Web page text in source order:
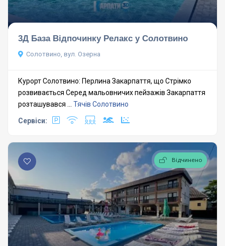
3Д База Відпочинку Релакс у Солотвино
Солотвино, вул. Озерна
Курорт Солотвино: Перлина Закарпаття, що Стрімко
розвивається Серед мальовничих пейзажів Закарпаття
розташувався ... Тячів Солотвино
Сервіси:
Відчинено